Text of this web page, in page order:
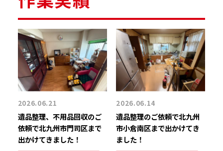
2026.06.21
遺品整理、不用品回収のご
依頼で北九州市門司区まで
出かけてきました！
2026.06.14
遺品整理のご依頼で北九州
市小倉南区まで出かけてき
ました！